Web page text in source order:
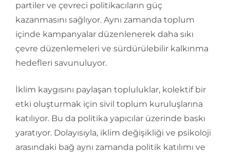
partiler ve çevreci politikacıların güç
kazanmasını sağlıyor. Aynı zamanda toplum
içinde kampanyalar düzenlenerek daha sıkı
çevre düzenlemeleri ve sürdürülebilir kalkınma
hedefleri savunuluyor.
İklim kaygısını paylaşan topluluklar, kolektif bir
etki oluşturmak için sivil toplum kuruluşlarına
katılıyor. Bu da politika yapıcılar üzerinde baskı
yaratıyor. Dolayısıyla, iklim değişikliği ve psikoloji
arasındaki bağ aynı zamanda politik katılımı ve